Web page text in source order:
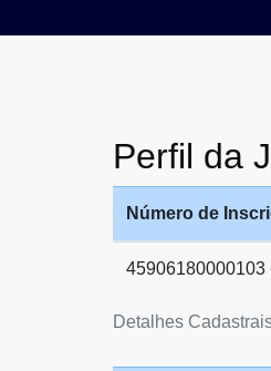
Perfil da
Detalhes
Número de
45906180000103